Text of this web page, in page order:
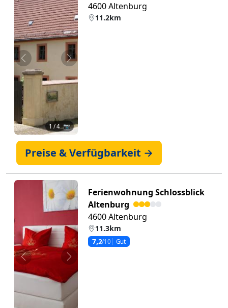
Zurück Weiter
1 / 4 📷
4600 Altenburg
11.2km
Preise & Verfügbarkeit →
Zurück Weiter
Ferienwohnung Schlossblick
Altenburg
4600 Altenburg
11.3km
7,2/10 Gut